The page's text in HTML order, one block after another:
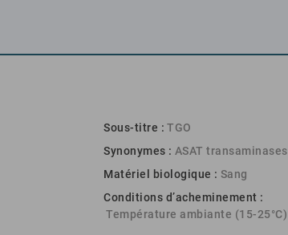
Sous-titre : TGO
Synonymes : ASAT transaminases
Matériel biologique : Sang
Conditions d’acheminement :
Température ambiante (15-25°C)